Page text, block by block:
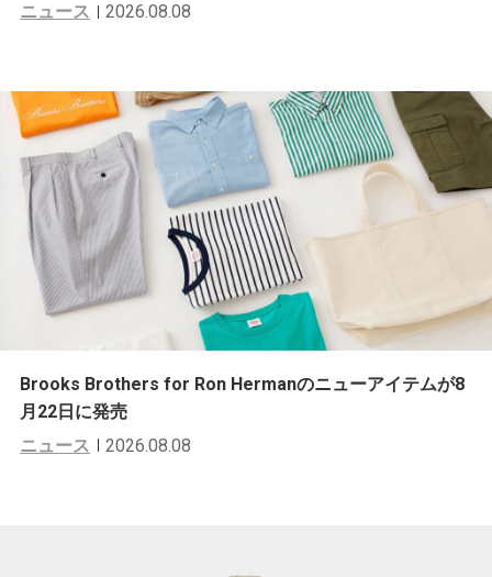
ニュース
2026.08.08
Brooks Brothers for Ron Hermanのニューアイテムが8
月22日に発売
ニュース
2026.08.08